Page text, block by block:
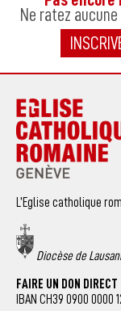
Ne ratez
L’Eglise catholique
Diocèse de
FAIRE UN DON DIRECT
IBAN CH39 0900 0000